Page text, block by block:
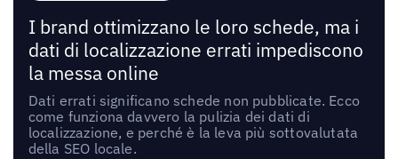
I brand ottimizzano le loro schede, ma i
dati di localizzazione errati impediscono
la messa online
Dati errati significano schede non pubblicate. Ecco
come funziona davvero la pulizia dei dati di
localizzazione, e perché è la leva più sottovalutata
della SEO locale.